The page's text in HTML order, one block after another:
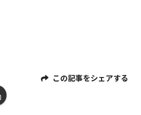
この記事をシェアする